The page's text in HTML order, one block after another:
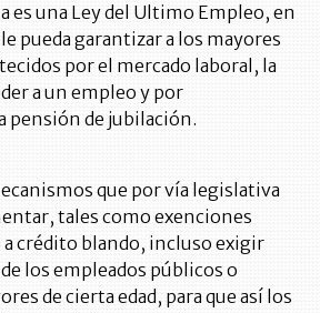
es una Ley del Ultimo Empleo, en
pueda garantizar a los mayores
por el mercado laboral, la
a un empleo y por
pensión de jubilación.
que por vía legislativa
tales como exenciones
crédito blando, incluso exigir
los empleados públicos o
de cierta edad, para que así los